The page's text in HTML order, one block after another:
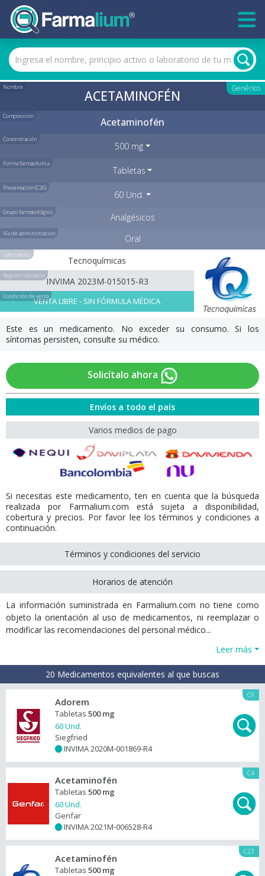
Nombre Genérico
ACETAMINOFÉN
Composición Acetaminofén
Concentración
500 mg
Forma farmacéutica
Tabletas
Presentación (C26)
60 Und.
Grupo farmacológico Analgésicos
Vía de administración Oral
Laboratorio
Tecnoquímicas
Registro sanitario
INVIMA 2023M-015015-R3
Condición de ventaVENTA LIBRE - SIN FÓRMULA MÉDICA
Este es un medicamento. No exceder su consumo. Si los
síntomas persisten, consulte su médico.
Solicítalo ahora
Envíos a todo el país
Varios medios de pago
Si necesitas este medicamento, ten en cuenta que la búsqueda
realizada por Farmalium.com está sujeta a disponibilidad,
cobertura y precios. Por favor lee los términos y condiciones a
continuación.
Términos y condiciones del servicio
Horarios de atención
La información suministrada en Farmalium.com no tiene como
objeto la orientación al uso de medicamentos, ni reemplazar o
modificar las recomendaciones del personal médico...
Leer más
20 Medicamentos equivalentes al que buscas
C8
Adorem
Tabletas 500 mg
60 Und.
Siegfried
INVIMA 2020M-001869-R4
C4
Acetaminofén
Tabletas 500 mg
60 Und.
Genfar
INVIMA 2021M-006528-R4
C23
Acetaminofén
Tabletas 500 mg